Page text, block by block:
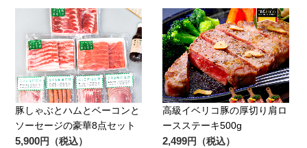
豚しゃぶとハムとベーコンと
ソーセージの豪華8点セット
5,900円（税込）
高級イベリコ豚の厚切り肩ロ
ースステーキ500g
2,499円（税込）